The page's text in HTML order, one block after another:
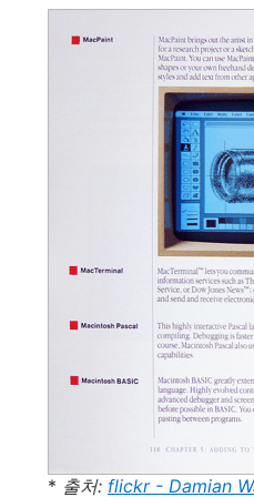
* 출처: flickr - Damian